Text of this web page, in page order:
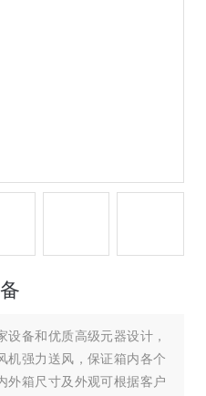
设备和优质高级元器设计，
机强力送风，保证箱内各个
外箱尺寸及外观可根据客户